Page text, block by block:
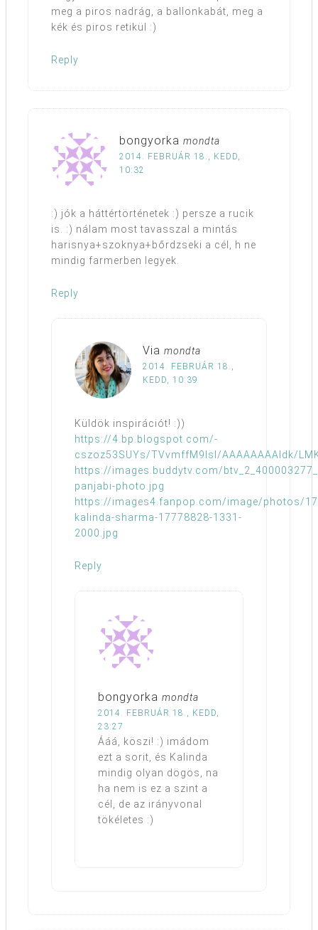
meg a piros nadrág, a ballonkabát, meg a
kék és piros retikül :)
Reply
bongyorka mondta
2014. FEBRUÁR 18., KEDD,
10:32
:) jók a háttértörténetek :) persze a rucik
is. :) nálam most tavasszal a mintás
harisnya+szoknya+bőrdzseki a cél, h ne
mindig farmerben legyek.
Reply
Via mondta
2014. FEBRUÁR 18.,
KEDD, 10:39
Küldök inspirációt! :))
https://4.bp.blogspot.com/-
cszoz53SUYs/TVvmffM9lsI/AAAAAAAAIdk/
https://images.buddytv.com/
panjabi-photo.jpg
https://images4.fanpop.com/image/photos/
kalinda-sharma-17778828-1331-
2000.jpg
Reply
bongyorka mondta
2014. FEBRUÁR 18., KEDD,
23:27
Ááá, köszi! :) imádom
ezt a sorit, és Kalinda
mindig olyan dögös, na
ha nem is ez a szint a
cél, de az irányvonal
tökéletes :)